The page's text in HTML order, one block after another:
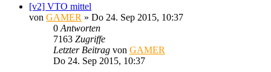
[v2] VTO mittel
von GAMER » Do 24. Sep 2015, 10:37
0 Antworten
7163 Zugriffe
Letzter Beitrag von GAMER
Do 24. Sep 2015, 10:37